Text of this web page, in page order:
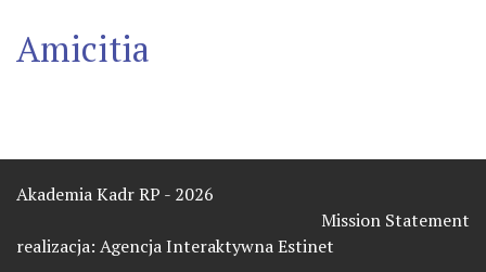
Amicitia
Akademia Kadr RP - 2026
Mission Statement
realizacja: Agencja Interaktywna Estinet